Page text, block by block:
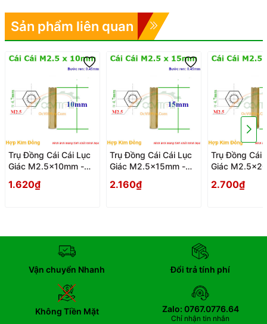
Sản phẩm liên quan
Trụ Đồng Cái Cái Lục
Giác M2.5x10mm -
Giac
1.620₫
Trụ Đồng Cái Cái Lục
Giác M2.5x15mm -
Giac
2.160₫
Trụ Đồng Cái
Giác
Giac
2.700₫
Vận chuyển Nhanh Đổi trả tính phí
Không Tiền Mặt Zalo: 0767.0776.64
Chỉ nhận tin nhắn